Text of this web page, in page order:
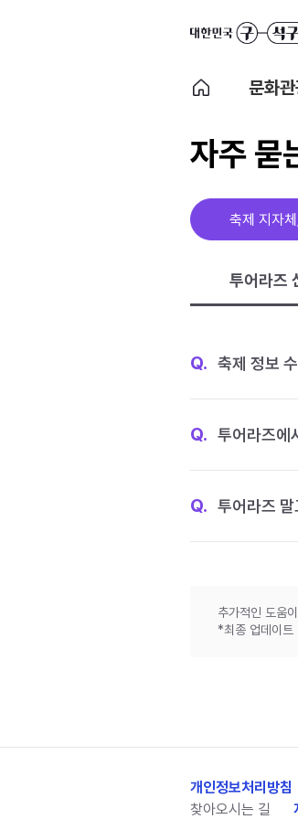
문화
자주 묻
축제 지자
투어라즈
Q. 축제 정보
Q. 투어라즈에
Q. 투어라즈
추가적인 도움
*최종 업데이
개인정보처리방침
찾아오시는 길